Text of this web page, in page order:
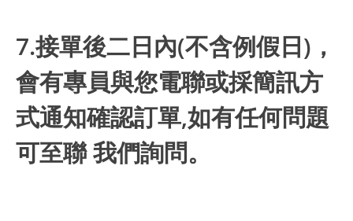
7.接單後二日內(不含例假日)，
會有專員與您電聯或採簡訊方
式通知確認訂單,如有任何問題
可至聯 我們詢問。